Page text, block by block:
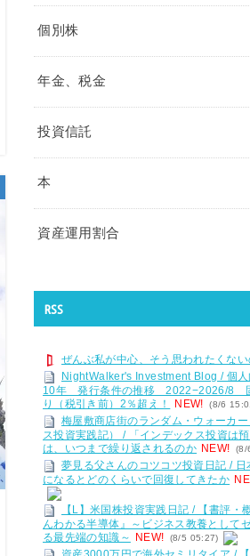
個別株
年金、税金
投資信託
本
資産運用割合
RSS
ぜんぶ私が中心、そう思われたくない
NightWalker's Investment Blog / 個
10年 発行条件の推移 2022−2026/8
り（税引き前）2％超え！
NEW! (8/6
梅屋敷商店街のランダム・ウォーカ
ス投資実践記） / 「インデックス投資は
は、いつまで繰り返されるのか NEW! (8/
夢見る父さんのコツコツ投資日記 / 日
になるとどのくらいで回復してきたか
【L】米国株投資実践日記 / 【書評・
んわかる半導体』～ビジネス教養として
る最先端の知識～ NEW! (8/5 05:27)